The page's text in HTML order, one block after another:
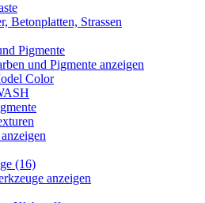
Betonplatten, Strassen
Pigmente
und Pigmente anzeigen
Color
(16)
anzeigen